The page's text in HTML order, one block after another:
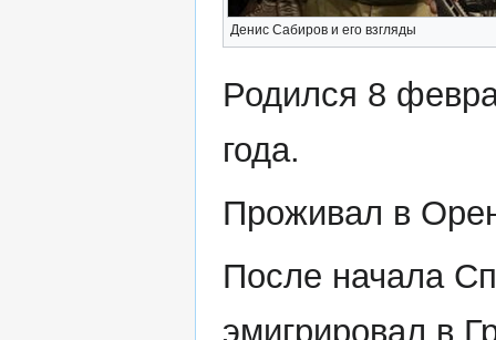
Денис Сабиров и его взгляды
Родился 8
года.
Проживал в
После начала
эмигрировал в